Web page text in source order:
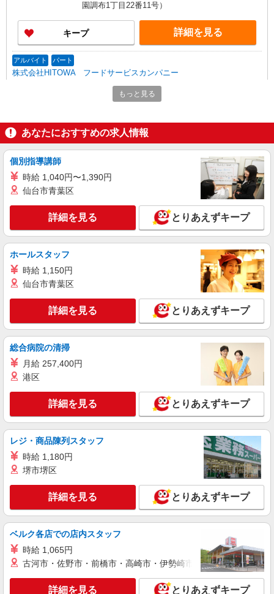
園調布1丁目22番11号）
キープ 詳細を見る
アルバイト パート
株式会社HITOWA フードサービスカンパニー
福祉施設での調理補助【アルバイト・パート】
時給1,350円以上 ※経験によりスタート時給は
により時給を見直します。 ※アルバイト賞与（寸
志）：あり 年2回。勤続年数により金額UP。
チャーム六郷 （東京都大田区西六郷4丁目34－
15）
詳細を見る
パート
ツクイ大田西六郷（デイサービス）
デイサービス 調理スタッフ（ミールケアクル
ー）
アップ！ ※給与幅は資格・経験等による
詳細を見る
アルバイト パート
株式会社HITOWA フードサービスカンパニー
福祉施設での調理員【アルバイト・パート】
変動します。 ※AP評価制度：あり 年1回の評価
により時給を見直します。 ※アルバイト賞与（寸
志）：あり 年2回。勤続年数により金額UP。
イリーゼ蒲田・悠生苑 （東京都大田区北糀谷
2-15-21）
キープ 詳細を見る
正社員
株式会社HITOWA フードサービスカンパニー
福祉施設での調理師【正社員】
月給25万円〜27万円 ※みなし時間外手当30時
間（49,000円〜55,000円）分含む ※給与は経験や
前職給与に応じて決定します。 賞与年2回
はなことばプラス田園調布 （東京都大田区田
キープ 詳細を見る
もっと見る
あなたにおすすめの求人情報
個別指導講師
時給 1,040円〜1,390円
仙台市青葉区
詳細を見る とりあえずキープ
ホールスタッフ
時給 1,150円
仙台市青葉区
詳細を見る とりあえずキープ
総合病院の清掃
月給 257,400円
港区
詳細を見る とりあえずキープ
レジ・商品陳列スタッフ
時給 1,180円
堺市堺区
詳細を見る とりあえずキープ
ベルク各店での店内スタッフ
時給 1,065円
古河市・佐野市・前橋市・高崎市・伊勢崎市・太田市・館林市
詳細を見る とりあえずキープ